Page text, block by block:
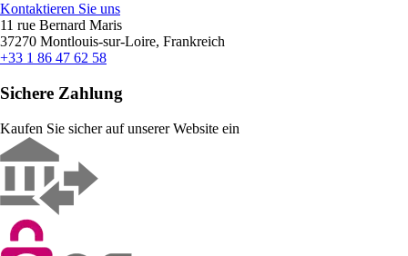
Kontaktieren Sie uns
11 rue Bernard Maris
37270 Montlouis-sur-Loire, Frankreich
+33 1 86 47 62 58
Sichere Zahlung
Kaufen Sie sicher auf unserer Website ein